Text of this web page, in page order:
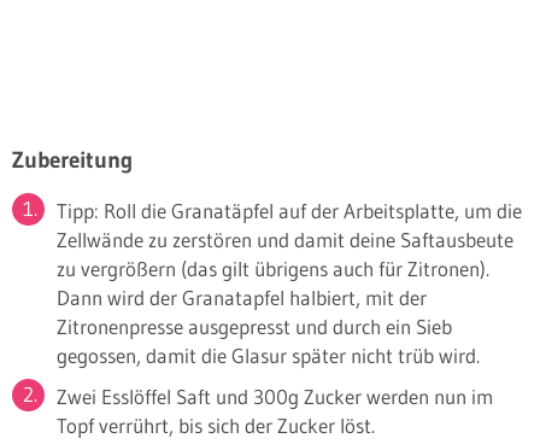
Zubereitung
Tipp: Roll die Granatäpfel auf der Arbeitsplatte, um die
Zellwände zu zerstören und damit deine Saftausbeute
zu vergrößern (das gilt übrigens auch für Zitronen).
Dann wird der Granatapfel halbiert, mit der
Zitronenpresse ausgepresst und durch ein Sieb
gegossen, damit die Glasur später nicht trüb wird.
Zwei Esslöffel Saft und 300g Zucker werden nun im
Topf verrührt, bis sich der Zucker löst.